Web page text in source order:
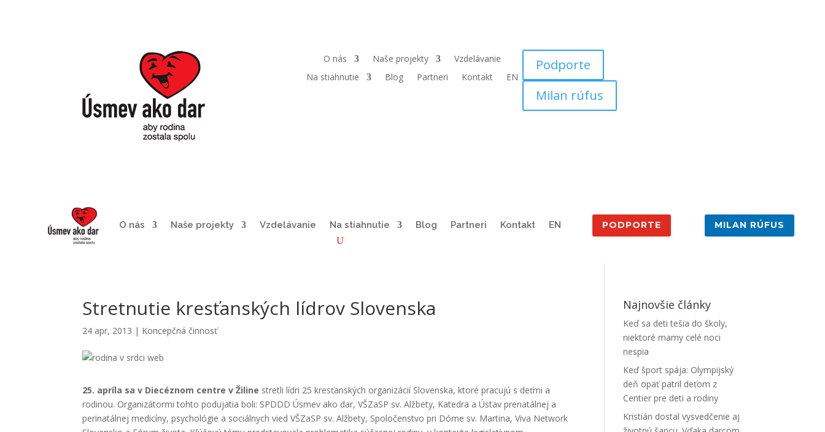
O nás Naše projekty
Vzdelávanie
Na stiahnutie
Blog Partneri Kontakt EN
Podporte
Milan rúfus
O nás Naše projekty Vzdelávanie Na stiahnutie Blog Partneri Kontakt EN PODPORTE MILAN RÚFUS
Stretnutie kresťanských lídrov Slovenska
24 apr, 2013 | Koncepčná činnosť
25. apríla sa v Diecéznom centre v Žiline stretli lídri 25 kresťanských organizácií Slovenska, ktoré pracujú s deťmi a
rodinou. Organizátormi tohto podujatia boli: SPDDD Úsmev ako dar, VŠZaSP sv. Alžbety, Katedra a Ústav prenatálnej a
perinatálnej medicíny, psychológie a sociálnych vied VŠZaSP sv. Alžbety, Spoločenstvo pri Dóme sv. Martina, Viva Network
Najnovšie články
Keď sa deti tešia do školy,
niektoré mamy celé noci
nespia
Keď šport spája: Olympijský
deň opäť patril deťom z
Centier pre deti a rodiny
Kristián dostal vysvedčenie aj